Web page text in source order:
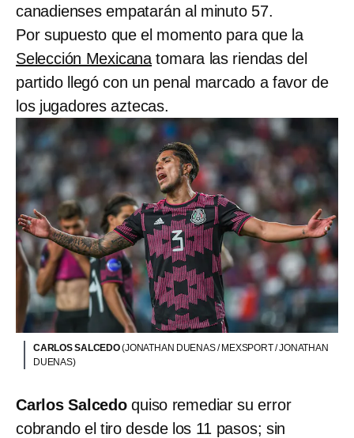
canadienses empatarán al minuto 57.
Por supuesto que el momento para que la
Selección Mexicana tomara las riendas del
partido llegó con un penal marcado a favor de
los jugadores aztecas.
CARLOS SALCEDO(JONATHAN DUENAS / MEXSPORT / JONATHAN
DUENAS)
Carlos Salcedoquiso remediar su error
cobrando el tiro desde los 11 pasos; sin